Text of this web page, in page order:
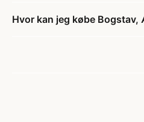
Hvor kan jeg købe Bogstav,